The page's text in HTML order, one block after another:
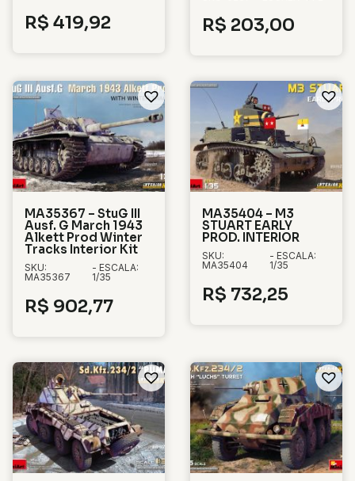
R$ 419,92 R$ 203,00
MA35367 – StuG III
Ausf. G March 1943
Alkett Prod Winter
Tracks Interior Kit
SKU:
MA35367
- ESCALA:
1/35
R$ 902,77
MA35404 – M3
STUART EARLY
PROD. INTERIOR
SKU:
MA35404
- ESCALA:
1/35
R$ 732,25